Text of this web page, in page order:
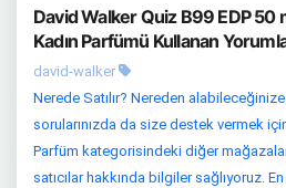
David Walker Quiz B99 EDP 50
Kadın Parfümü Kullanan
david-walker
Nerede Satılır? Nereden
sorularınızda da size destek vermek
Parfüm kategorisindeki diğer
satıcılar hakkında bilgiler sağlıyoruz. En